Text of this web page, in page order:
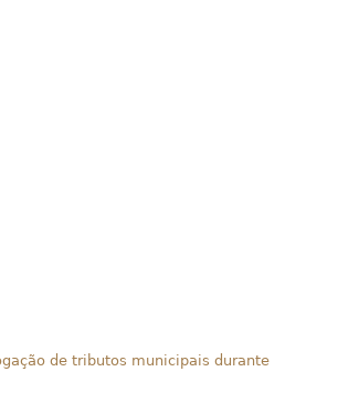
de tributos municipais durante